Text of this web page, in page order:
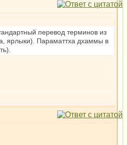
перевод терминов из
ярлыки). Параматтха дхаммы в